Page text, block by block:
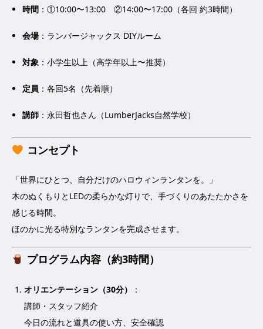
時間 ：①10:00〜13:00 ②14:00〜17:00（各回 約3時間）
会場：ランバージャックス DIYルーム
対象 ：小学生以上（高学年以上〜推奨）
定員 ：各回5名（先着順）
講師 ：永田哲也さん（LumberJacks自然学校）
コンセプト
「世界にひとつ、自分だけのハロウィンランタンを。」
木のぬくもりとLEDの柔らかな灯りで、手づくりのあたたかさを
感じる時間。
ほのかに光る特別なランタンを完成させます。
プログラム内容（約3時間）
オリエンテーション（30分）
：
講師・スタッフ紹介
今日の流れと道具の使い方、安全確認